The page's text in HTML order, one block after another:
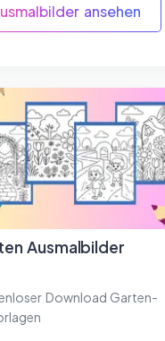
ansehen
Ausmalbilder
Download Garten-